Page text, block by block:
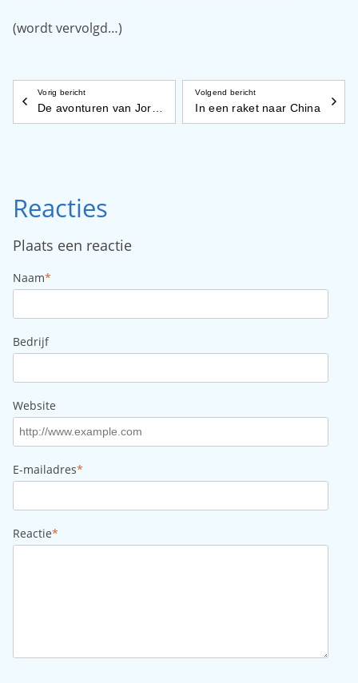
(wordt vervolgd…)
Vorig bericht Volgend bericht
In een raket naar China
Reacties
Plaats een reactie
Naam*
Bedrijf
Website
E-mailadres*
Reactie*